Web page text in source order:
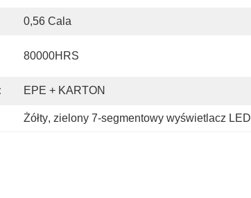
0,56 Cala
80000HRS
EPE + KARTON
Żółty, zielony 7-segmentowy wyświetlacz LED